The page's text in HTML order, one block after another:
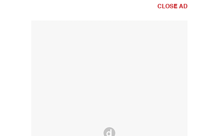
CLOSE AD